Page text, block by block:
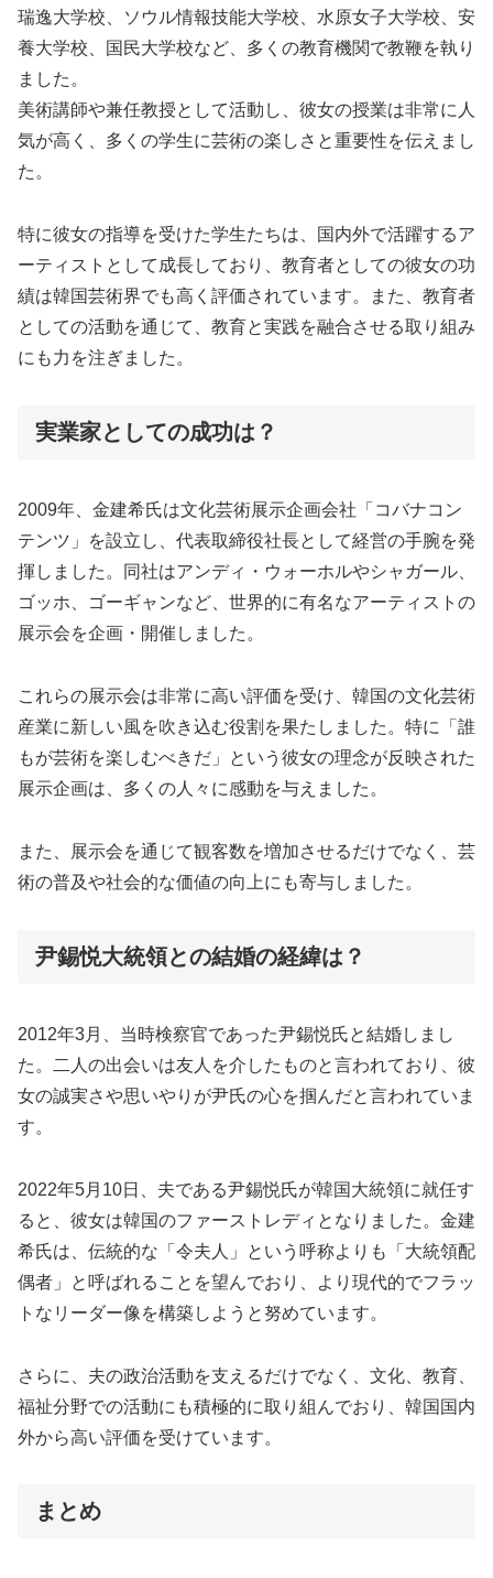
瑞逸大学校、ソウル情報技能大学校、水原女子大学校、安
養大学校、国民大学校など、多くの教育機関で教鞭を執り
ました。
美術講師や兼任教授として活動し、彼女の授業は非常に人
気が高く、多くの学生に芸術の楽しさと重要性を伝えまし
た。
特に彼女の指導を受けた学生たちは、国内外で活躍するア
ーティストとして成長しており、教育者としての彼女の功
績は韓国芸術界でも高く評価されています。また、教育者
としての活動を通じて、教育と実践を融合させる取り組み
にも力を注ぎました。
実業家としての成功は？
2009年、金建希氏は文化芸術展示企画会社「コバナコン
テンツ」を設立し、代表取締役社長として経営の手腕を発
揮しました。同社はアンディ・ウォーホルやシャガール、
ゴッホ、ゴーギャンなど、世界的に有名なアーティストの
展示会を企画・開催しました。
これらの展示会は非常に高い評価を受け、韓国の文化芸術
産業に新しい風を吹き込む役割を果たしました。特に「誰
もが芸術を楽しむべきだ」という彼女の理念が反映された
展示企画は、多くの人々に感動を与えました。
また、展示会を通じて観客数を増加させるだけでなく、芸
術の普及や社会的な価値の向上にも寄与しました。
尹錫悦大統領との結婚の経緯は？
2012年3月、当時検察官であった尹錫悦氏と結婚しまし
た。二人の出会いは友人を介したものと言われており、彼
女の誠実さや思いやりが尹氏の心を掴んだと言われていま
す。
2022年5月10日、夫である尹錫悦氏が韓国大統領に就任す
ると、彼女は韓国のファーストレディとなりました。金建
希氏は、伝統的な「令夫人」という呼称よりも「大統領配
偶者」と呼ばれることを望んでおり、より現代的でフラッ
トなリーダー像を構築しようと努めています。
さらに、夫の政治活動を支えるだけでなく、文化、教育、
福祉分野での活動にも積極的に取り組んでおり、韓国国内
外から高い評価を受けています。
まとめ